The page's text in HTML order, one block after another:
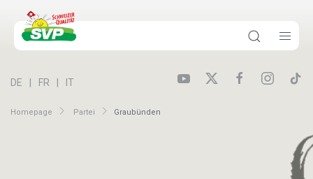
Homepage Partei Graubünden
DE FR IT